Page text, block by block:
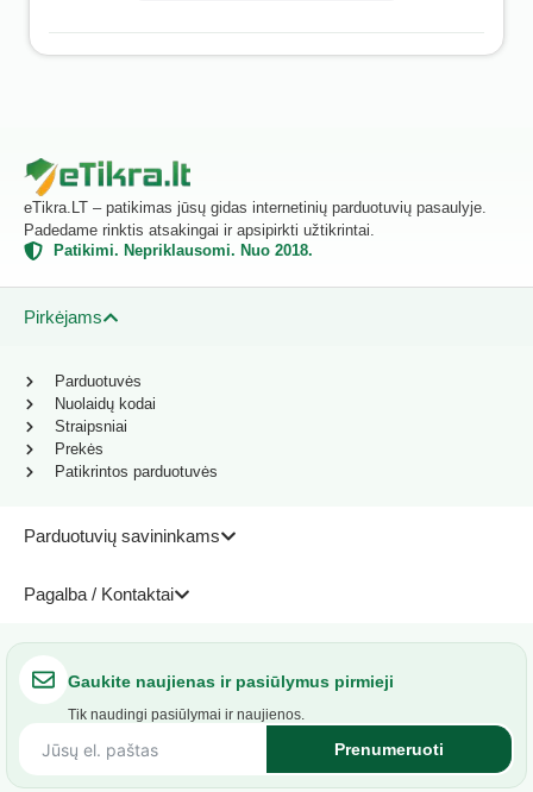
eTikra.LT – patikimas jūsų gidas internetinių parduotuvių pasaulyje.
Padedame rinktis atsakingai ir apsipirkti užtikrintai.
Patikimi. Nepriklausomi. Nuo 2018.
Pirkėjams
Parduotuvių savininkams
Pagalba / Kontaktai
Parduotuvės
Nuolaidų kodai
Straipsniai
Prekės
Patikrintos parduotuvės
Gaukite naujienas ir pasiūlymus pirmieji
Tik naudingi pasiūlymai ir naujienos.
Prenumeruoti